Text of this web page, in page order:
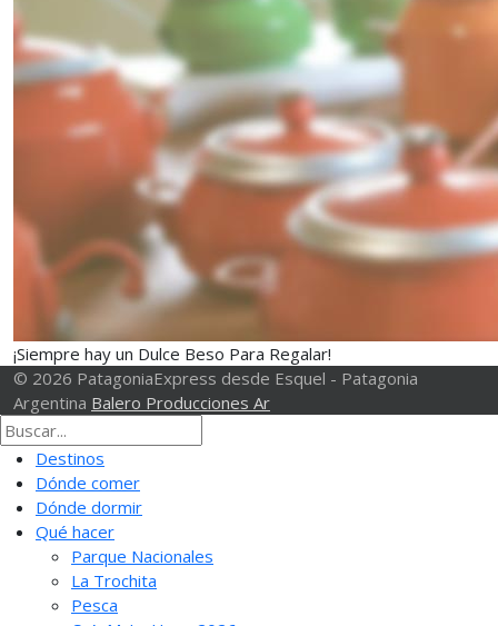
¡Siempre hay un Dulce Beso Para Regalar!
© 2026 PatagoniaExpress desde Esquel - Patagonia
Argentina Balero Producciones Ar
Destinos
Dónde comer
Dónde dormir
Qué hacer
Parque Nacionales
La Trochita
Pesca